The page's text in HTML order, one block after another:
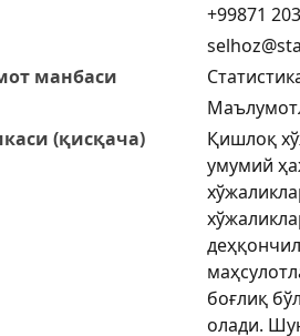
+99871
манбаси
(қисқача)
Қишлоқ
умумий
боғлиқ
олади.